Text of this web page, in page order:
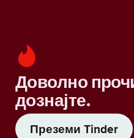
Доволно
дознајте.
Преземи Tinder